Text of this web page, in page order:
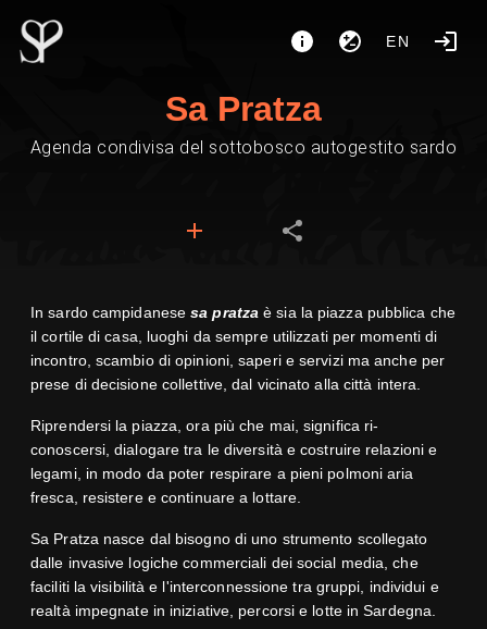
EN
Sa Pratza
Agenda condivisa del sottobosco autogestito sardo
In sardo campidanesesa pratza è sia la piazza pubblica che
il cortile di casa, luoghi da sempre utilizzati per momenti di
incontro, scambio di opinioni, saperi e servizi ma anche per
prese di decisione collettive, dal vicinato alla città intera.
Riprendersi la piazza, ora più che mai, significa ri-
conoscersi, dialogare tra le diversità e costruire relazioni e
legami, in modo da poter respirare a pieni polmoni aria
fresca, resistere e continuare a lottare.
Sa Pratza nasce dal bisogno di uno strumento scollegato
dalle invasive logiche commerciali dei social media, che
faciliti la visibilità e l'interconnessione tra gruppi, individui e
realtà impegnate in iniziative, percorsi e lotte in Sardegna.